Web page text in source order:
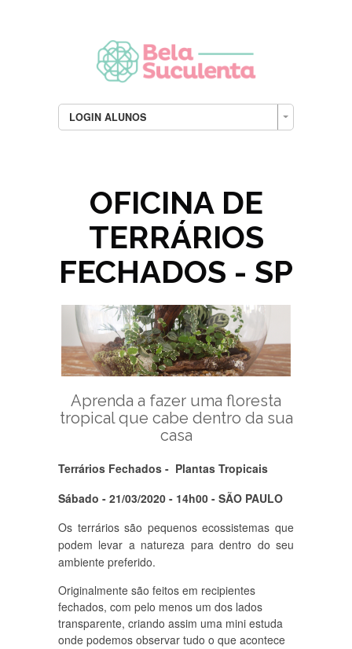
LOGIN ALUNOS
OFICINA DE
TERRÁRIOS
FECHADOS - SP
Aprenda a fazer uma floresta
tropical que cabe dentro da sua
casa
Terrários Fechados - Plantas Tropicais
Sábado - 21/03/2020 - 14h00 - SÃO PAULO
Os terrários são pequenos ecossistemas que
podem levar a natureza para dentro do seu
ambiente preferido.
Originalmente são feitos em recipientes
fechados, com pelo menos um dos lados
transparente, criando assim uma mini estuda
onde podemos observar tudo o que acontece